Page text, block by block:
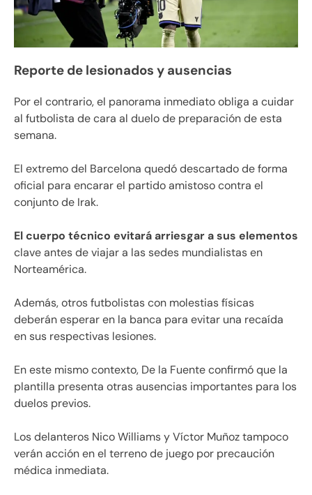
Reporte de lesionados y ausencias
Por el contrario, el panorama inmediato obliga a cuidar
al futbolista de cara al duelo de preparación de esta
semana.
El extremo del Barcelona quedó descartado de forma
oficial para encarar el partido amistoso contra el
conjunto de Irak.
El cuerpo técnico evitará arriesgar a sus elementos
clave antes de viajar a las sedes mundialistas en
Norteamérica.
Además, otros futbolistas con molestias físicas
deberán esperar en la banca para evitar una recaída
en sus respectivas lesiones.
En este mismo contexto, De la Fuente confirmó que la
plantilla presenta otras ausencias importantes para los
duelos previos.
Los delanteros Nico Williams y Víctor Muñoz tampoco
verán acción en el terreno de juego por precaución
médica inmediata.